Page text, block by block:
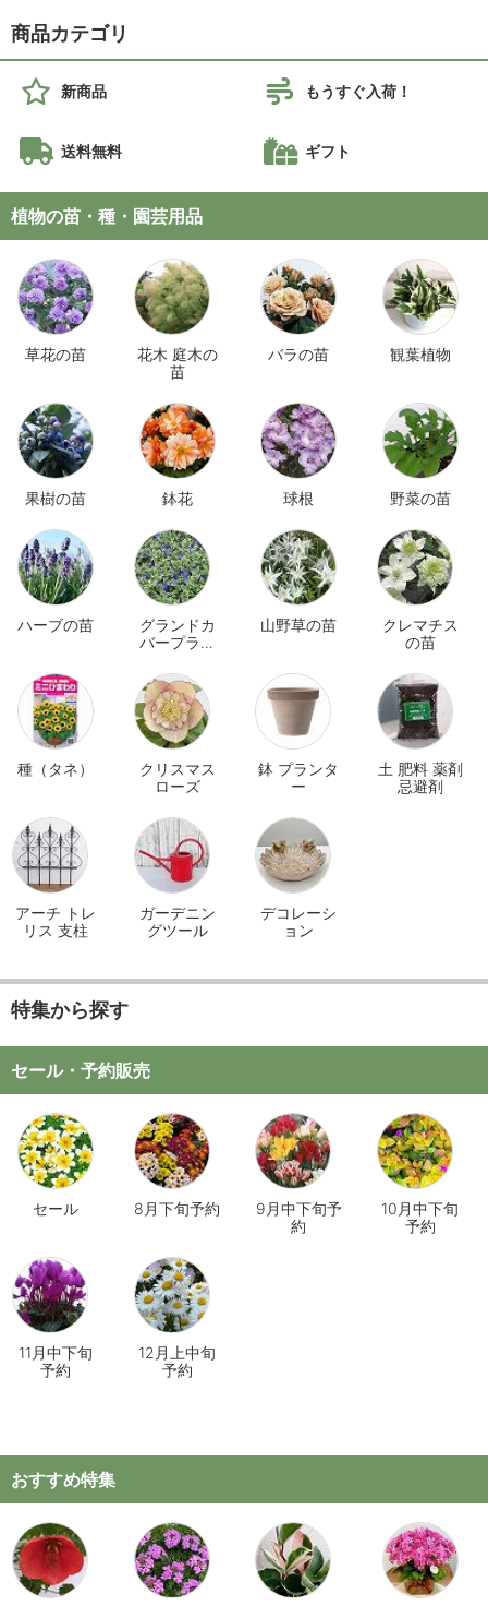
商品カテゴリ
新商品 もうすぐ入荷！
送料無料 ギフト
植物の苗・種・園芸用品
草花の苗
花木 庭木の
苗
バラの苗 観葉植物
果樹の苗 鉢花 球根 野菜の苗
ハーブの苗
グランドカ
バープラン
山野草の苗
クレマチス
の苗
種（タネ）
クリスマス
ローズ
鉢 プランタ
ー
土 肥料 薬剤
忌避剤
アーチ トレ
リス 支柱
ガーデニン
グツール
デコレーシ
ョン
特集から探す
セール・予約販売
セール 8月下旬予約
9月中下旬予
約
10月中下旬
予約
11月中下旬
予約
12月上中旬
予約
おすすめ特集